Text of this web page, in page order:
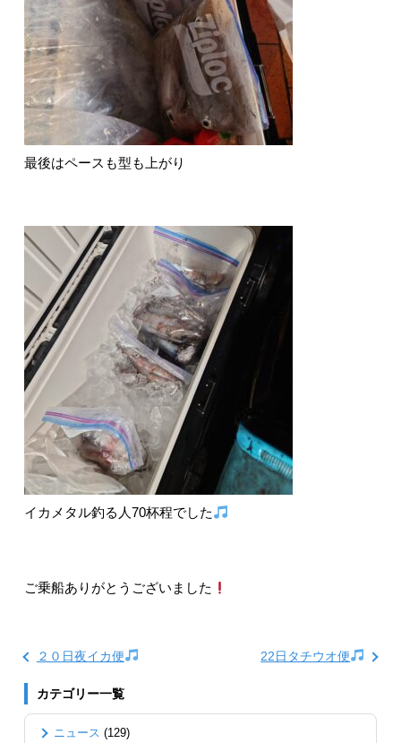
最後はペースも型も上がり
イカメタル釣る人70杯程でした
ご乗船ありがとうございました
２０日夜イカ便 22日タチウオ便
カテゴリー一覧
ニュース (129)